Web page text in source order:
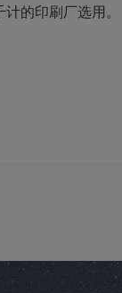
的印刷厂选用。